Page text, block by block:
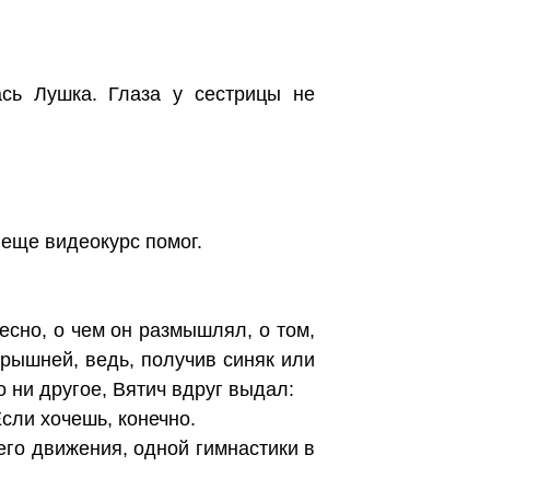
Лушка. Глаза у сестрицы не
видеокурс помог.
о чем он размышлял, о том,
ведь, получив синяк или
ни другое, Вятич вдруг выдал:
хочешь, конечно.
движения, одной гимнастики в